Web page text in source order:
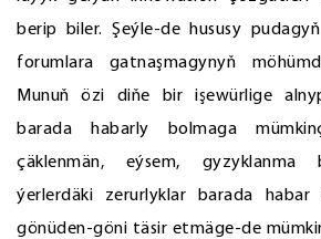
berip biler. Şeýle-de hususy
forumlara gatnaşmagynyň
Munuň özi diňe bir işewürlige
barada habarly bolmaga
çäklenmän, eýsem, gyzyklanma
ýerlerdäki zerurlyklar barada
gönüden-göni täsir etmäge-de